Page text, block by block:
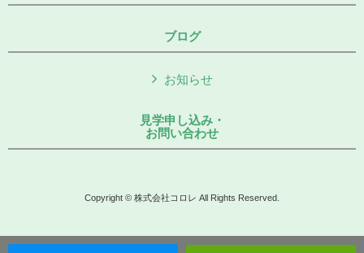
ブログ
お知らせ
見学申し込み・
お問い合わせ
Copyright © 株式会社コロレ All Rights Reserved.